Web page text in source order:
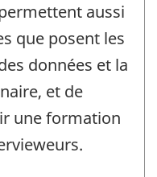
aussi
que posent les
données et la
et de
une formation